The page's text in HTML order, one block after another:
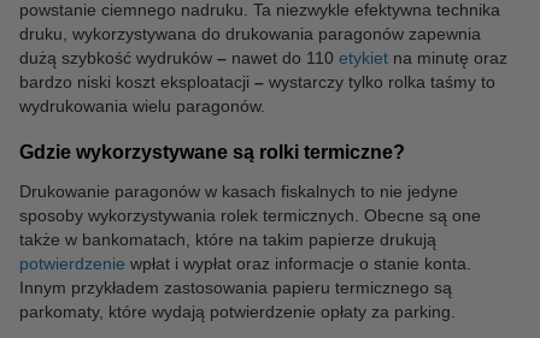
powstanie ciemnego nadruku. Ta niezwykle efektywna technika
druku, wykorzystywana do drukowania paragonów zapewnia
dużą szybkość wydruków – nawet do 110 etykiet na minutę oraz
bardzo niski koszt eksploatacji – wystarczy tylko rolka taśmy to
wydrukowania wielu paragonów.
Gdzie wykorzystywane są rolki termiczne?
Drukowanie paragonów w kasach fiskalnych to nie jedyne
sposoby wykorzystywania rolek termicznych. Obecne są one
także w bankomatach, które na takim papierze drukują
potwierdzenie wpłat i wypłat oraz informacje o stanie konta.
Innym przykładem zastosowania papieru termicznego są
parkomaty, które wydają potwierdzenie opłaty za parking.